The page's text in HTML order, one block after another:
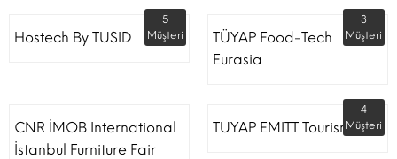
Hostech By TUSID
5
Müşteri
TÜYAP Food-Tech
Eurasia
3
Müşteri
CNR İMOB International
İstanbul Furniture Fair
TUYAP EMITT Tourism Fair
4
Müşteri